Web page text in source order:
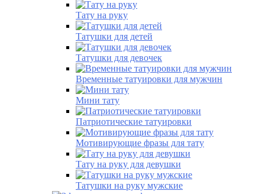
Тату на руку
Татушки для детей
Татушки для девочек
Временные татуировки для мужчин
Мини тату
Патриотические татуировки
Мотивирующие фразы для тату
Тату на руку для девушки
Татушки на руку мужские